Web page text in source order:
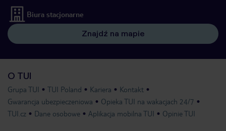
Biura stacjonarne
Znajdź na mapie
O TUI
Grupa TUI TUI Poland Kariera
Kontakt
Gwarancja ubezpieczeniowa
Opieka TUI na wakacjach 24/7
TUI.cz
Dane osobowe Aplikacja mobilna TUI Opinie TUI